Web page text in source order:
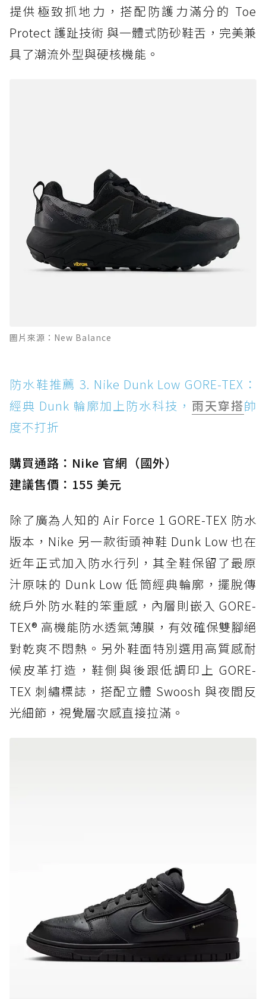
提供極致抓地力，搭配防護力滿分的 Toe
Protect 護趾技術 與一體式防砂鞋舌，完美兼
具了潮流外型與硬核機能。
圖片來源：New Balance
防水鞋推薦 3. Nike Dunk Low GORE-TEX：
經典 Dunk 輪廓加上防水科技， 雨天穿搭帥
度不打折
購買通路：Nike 官網（國外）
建議售價：155 美元
除了廣為人知的 Air Force 1 GORE-TEX 防水
版本，Nike 另一款街頭神鞋 Dunk Low 也在
近年正式加入防水行列，其全鞋保留了最原
汁原味的 Dunk Low 低筒經典輪廓，擺脫傳
統戶外防水鞋的笨重感，內層則嵌入 GORE-
TEX® 高機能防水透氣薄膜，有效確保雙腳絕
對乾爽不悶熱。另外鞋面特別選用高質感耐
候皮革打造，鞋側與後跟低調印上 GORE-
TEX 刺繡標誌，搭配立體 Swoosh 與夜間反
光細節，視覺層次感直接拉滿。